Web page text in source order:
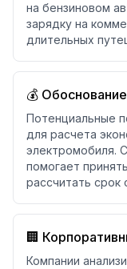
на бензиновом
зарядку на
длительных
💰
Потенциальные
для расчета
электромобиля.
помогает
рассчитать срок
🏢
Компании